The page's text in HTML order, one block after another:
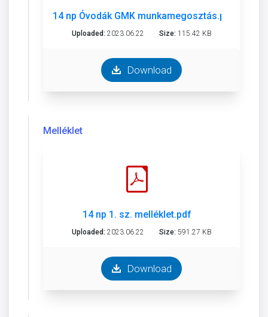
14 np Óvodák GMK munkamegosztás.pdf
Uploaded: 2023.06.22 Size: 115.42 KB
Download
Melléklet
14 np 1. sz. melléklet.pdf
Uploaded: 2023.06.22 Size: 591.27 KB
Download